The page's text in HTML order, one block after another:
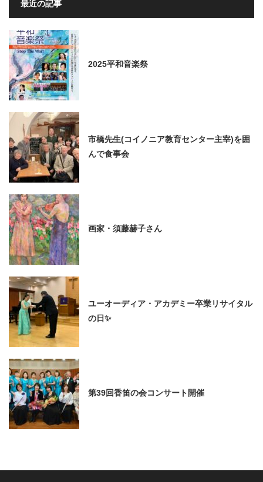
最近の記事
2025平和音楽祭
市橋先生(コイノニア教育センター主宰)を囲
んで食事会
画家・須藤赫子さん
ユーオーディア・アカデミー卒業リサイタル
の日✨
第39回香笛の会コンサート開催